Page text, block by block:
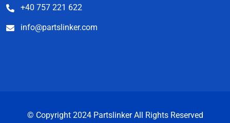
+40 757 221 622
info@partslinker.com
© Copyright 2024 Partslinker All Rights Reserved